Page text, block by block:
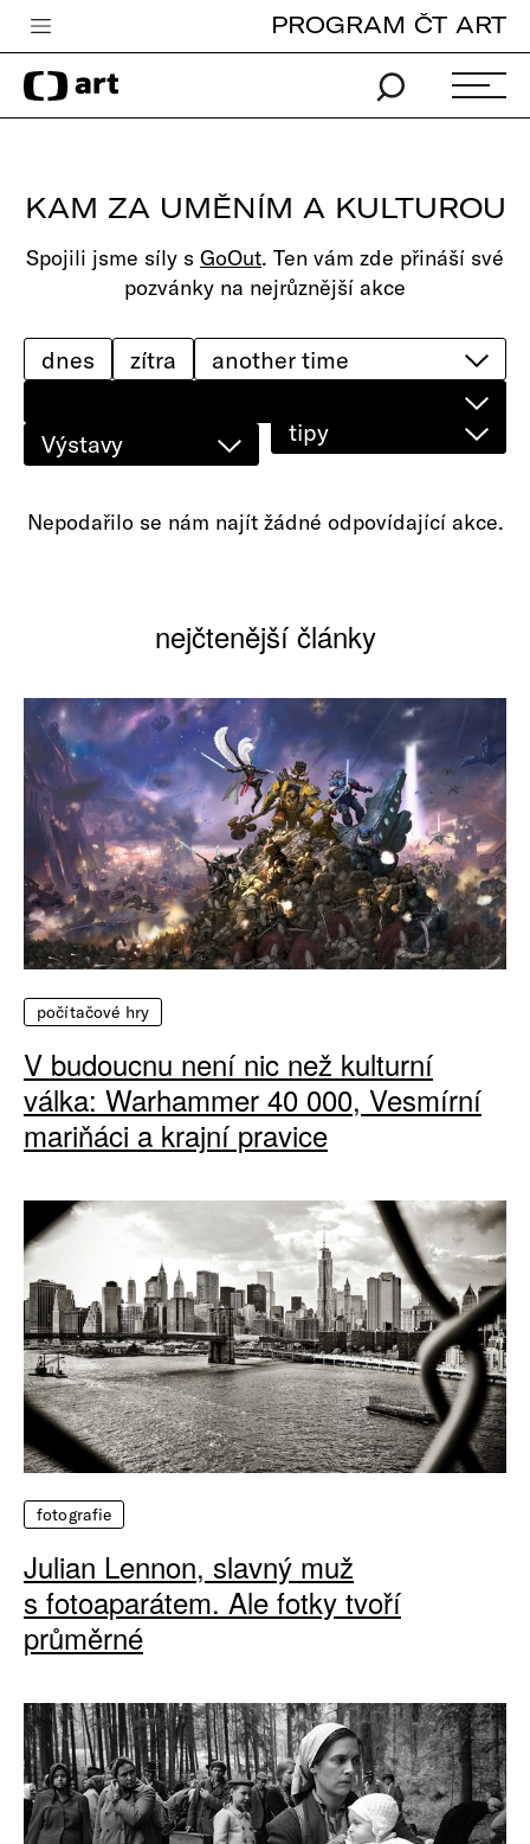
Česká televize
Zpravodajství
iVysílání
TV program
edu
PROGRAM ČT ART
KAM ZA UMĚNÍM A KULTUROU
Spojili jsme síly s GoOut. Ten vám zde přináší své
pozvánky na nejrůznější akce
Výstavy
dnes zítra
tipy
Nepodařilo se nám najít žádné odpovídající akce.
nejčtenější články
počítačové hry
V budoucnu není nic než kulturní
válka: Warhammer 40 000, Vesmírní
mariňáci a krajní pravice
fotografie
Julian Lennon, slavný muž
s fotoaparátem. Ale fotky tvoří
průměrné